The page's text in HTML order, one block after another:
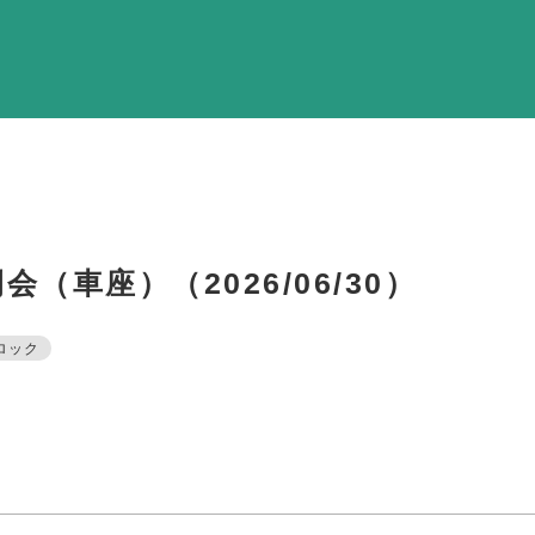
産官学
（車座）（2026/06/30）
ック